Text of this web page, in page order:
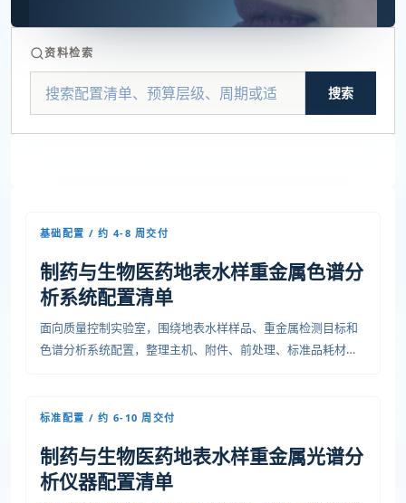
资料检索
搜索
基础配置 / 约 4-8 周交付
制药与生物医药地表水样重金属色谱分
析系统配置清单
面向质量控制实验室，围绕地表水样样品、重金属检测目标和
色谱分析系统配置，整理主机、附件、前处理、标准品耗材、
标准配置 / 约 6-10 周交付
制药与生物医药地表水样重金属光谱分
析仪器配置清单